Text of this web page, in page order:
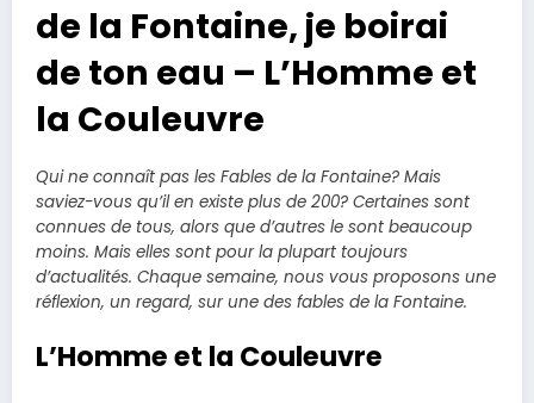
de la Fontaine, je boirai
de ton eau – L’Homme et
la Couleuvre
Qui ne connaît pas les Fables de la Fontaine? Mais
saviez-vous qu’il en existe plus de 200? Certaines sont
connues de tous, alors que d’autres le sont beaucoup
moins. Mais elles sont pour la plupart toujours
d’actualités. Chaque semaine, nous vous proposons une
réflexion, un regard, sur une des fables de la Fontaine.
L’Homme et la Couleuvre